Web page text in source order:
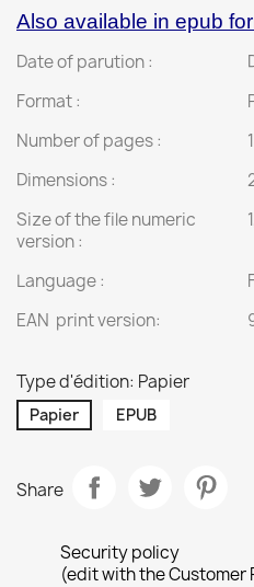
Also available in epub
Date of parution :
Format :
Number of pages :
Dimensions :
Size of the file numeric
version :
Language :
EAN print version:
Type d'édition: Papier
Papier EPUB
Share
Security policy
(edit with the Customer